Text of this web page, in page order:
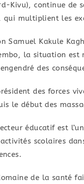
Kivu), continue de
qui multiplient les
Samuel Kakule
la situation est
des
des forces
le début des
éducatif est
scolaires
de la santé